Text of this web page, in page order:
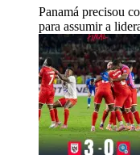
Panamá precisou
para assumir a